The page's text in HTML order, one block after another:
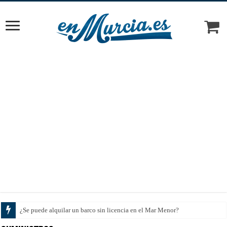
Cómo elegir el tratamiento ideal según